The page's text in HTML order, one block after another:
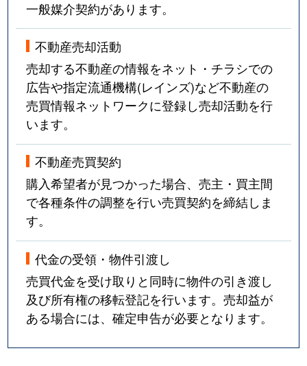
一般媒介契約があります。
不動産売却活動
売却する不動産の情報をネット・チラシでの
広告や指定流通機構(レインズ)など不動産の
売買情報ネットワークに登録し売却活動を行
います。
不動産売買契約
購入希望者が見つかった場合、売主・買主間
で各種条件の調整を行い売買契約を締結しま
す。
代金の受領・物件引渡し
売買代金を受け取りと同時に物件の引き渡し
及び所有権の移転登記を行います。売却益が
ある場合には、確定申告が必要となります。